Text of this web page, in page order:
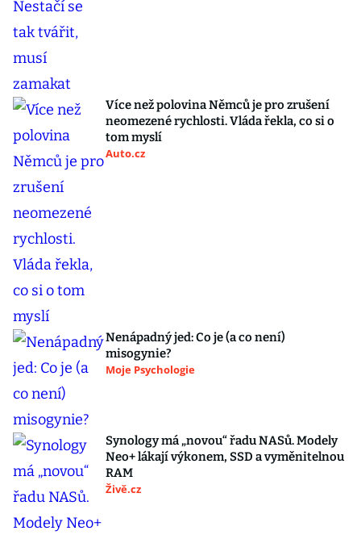
Více než polovina Němců je pro zrušení
neomezené rychlosti. Vláda řekla, co si o
tom myslí
Auto.cz
Nenápadný jed: Co je (a co není)
misogynie?
Moje Psychologie
Synology má „novou“ řadu NASů. Modely
Neo+ lákají výkonem, SSD a vyměnitelnou
RAM
Živě.cz